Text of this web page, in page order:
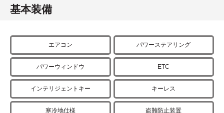
基本装備
エアコン パワーステアリング
パワーウィンドウ ETC
インテリジェントキー キーレス
寒冷地仕様 盗難防止装置